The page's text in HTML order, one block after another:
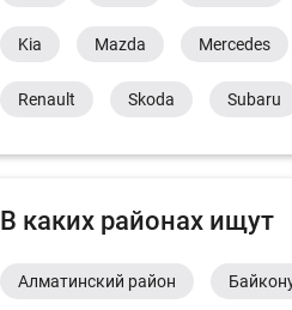
Kia Mazda Mercedes
Renault Skoda Subaru
В каких районах ищут
Алматинский район